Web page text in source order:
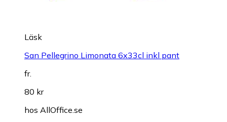
Läsk
San Pellegrino Limonata 6x33cl inkl pant
fr.
80 kr
hos AllOffice.se